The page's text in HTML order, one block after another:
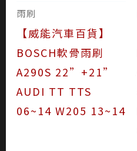
雨刷
【威能汽車百貨】
BOSCH軟骨雨刷
A290S 22”+21”
AUDI TT TTS
06~14 W205 13~14